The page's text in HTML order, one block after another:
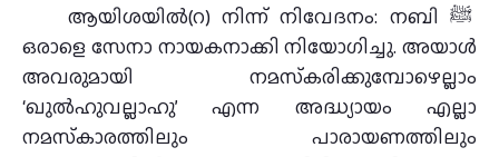
ആയിശയില്‍(റ) നിന്ന് നിവേദനം: നബി ﷺ
ഒരാളെ സേനാ നായകനാക്കി നിയോഗിച്ചു. അയാൾ
അവരുമായി നമസ്‌കരിക്കുമ്പോഴെല്ലാം
‘ഖുൽഹുവല്ലാഹു’ എന്ന അദ്ധ്യായം എല്ലാ
നമസ്‌കാരത്തിലും പാരായണത്തിലും